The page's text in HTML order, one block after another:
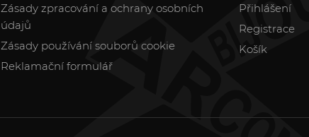
Zásady zpracování a ochrany osobních
údajů
Zásady používání souborů cookie
Reklamační formulář
Přihlášení
Registrace
Košík